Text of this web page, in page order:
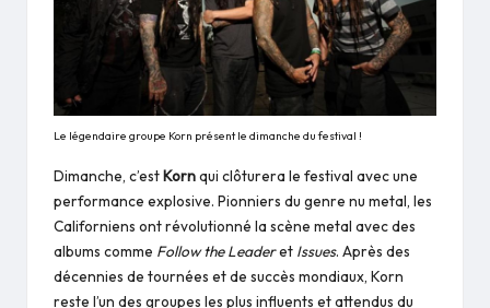
Le légendaire groupe Korn présent le dimanche du festival !
Dimanche, c’estKornqui clôturera le festival avec une
performance explosive. Pionniers du genre nu metal, les
Californiens ont révolutionné la scène metal avec des
albums comme Follow the Leaderet Issues. Après des
décennies de tournées et de succès mondiaux, Korn
reste l’un des groupes les plus influents et attendus du